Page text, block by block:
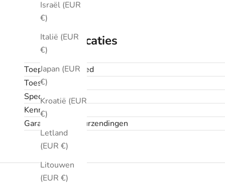
Israël (EUR
€)
Italië (EUR
€)
Japan (EUR
€)
Kroatië (EUR
€)
Letland
(EUR €)
Litouwen
(EUR €)
Specificaties
Toepassingsgebied
Toestand
Specificaties
Kenmerken
Garantie en retourzendingen